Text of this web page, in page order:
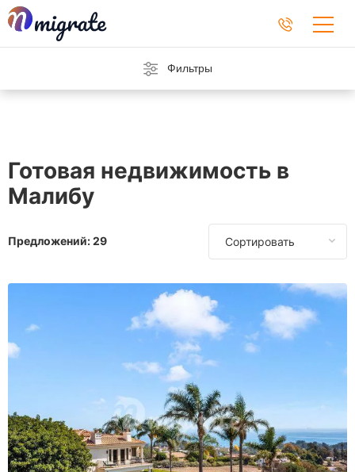
Фильтры
Готовая недвижимость в
Малибу
Предложений:29 Сортировать